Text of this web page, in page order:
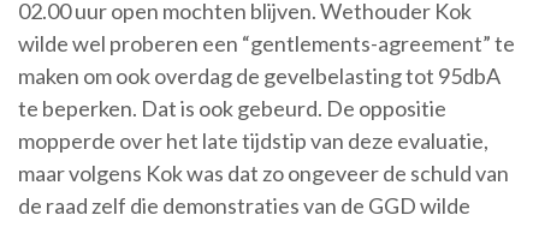
02.00 uur open mochten blijven. Wethouder Kok
wilde wel proberen een “gentlements-agreement” te
maken om ook overdag de gevelbelasting tot 95dbA
te beperken. Dat is ook gebeurd. De oppositie
mopperde over het late tijdstip van deze evaluatie,
maar volgens Kok was dat zo ongeveer de schuld van
de raad zelf die demonstraties van de GGD wilde